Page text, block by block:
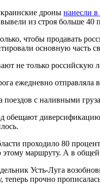
дроны нанесли в
из строя больше
чтобы продавать
основную часть
не только российскую
ежедневно
поездов с наливными
обещают
проходило 80
этому маршруту. А в
Усть-Луга
прочно